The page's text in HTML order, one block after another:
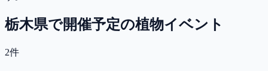
栃木県で開催予定の植物イベント
2件